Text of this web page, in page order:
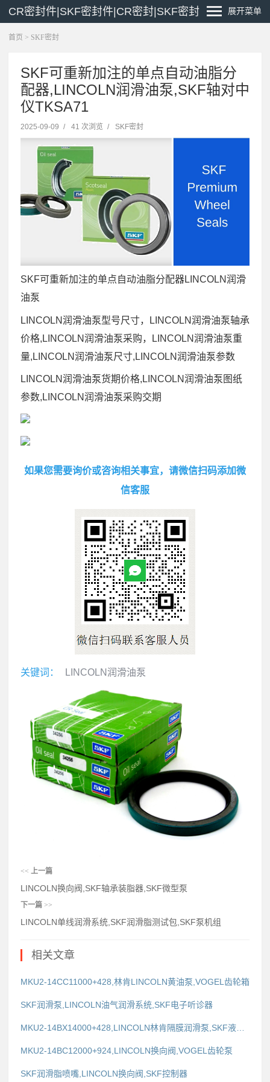
CR密封件|SKF密封件|CR密封|SKF密封 展开菜单
首页 > SKF密封
SKF可重新加注的单点自动油脂分
配器,LINCOLN润滑油泵,SKF轴对中
仪TKSA71
2025-09-09 / 41 次浏览 / SKF密封
SKF可重新加注的单点自动油脂分配器LINCOLN润滑
油泵
LINCOLN润滑油泵型号尺寸，LINCOLN润滑油泵轴承
价格,LINCOLN润滑油泵采购，LINCOLN润滑油泵重
量,LINCOLN润滑油泵尺寸,LINCOLN润滑油泵参数
LINCOLN润滑油泵货期价格,LINCOLN润滑油泵图纸
参数,LINCOLN润滑油泵采购交期
如果您需要询价或咨询相关事宜，请微信扫码添加微
信客服
关键词： LINCOLN润滑油泵
<< 上一篇
LINCOLN换向阀,SKF轴承装脂器,SKF微型泵
下一篇 >>
LINCOLN单线润滑系统,SKF润滑脂测试包,SKF泵机组
相关文章
MKU2-14CC11000+428,林肯LINCOLN黄油泵,VOGEL齿轮箱
SKF润滑泵,LINCOLN油气润滑系统,SKF电子听诊器
MKU2-14BC12000+924,LINCOLN换向阀,VOGEL齿轮泵
SKF润滑脂喷嘴,LINCOLN换向阀,SKF控制器